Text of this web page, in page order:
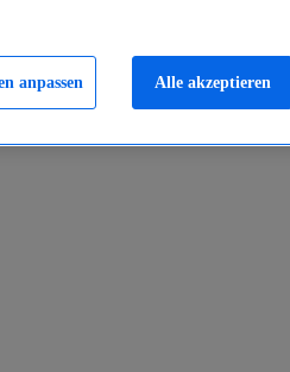
anpassen Alle akzeptieren